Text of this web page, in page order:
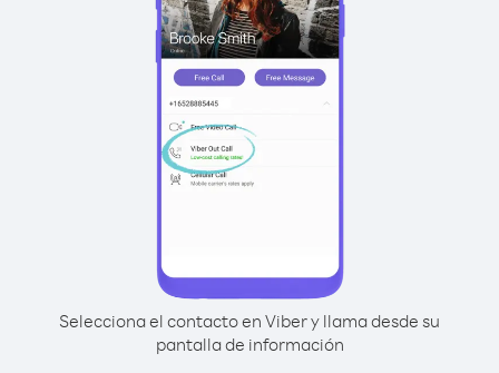
Selecciona el contacto en Viber y llama desde su
pantalla de información